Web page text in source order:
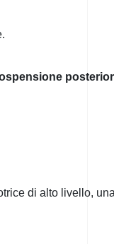
di alto livello,